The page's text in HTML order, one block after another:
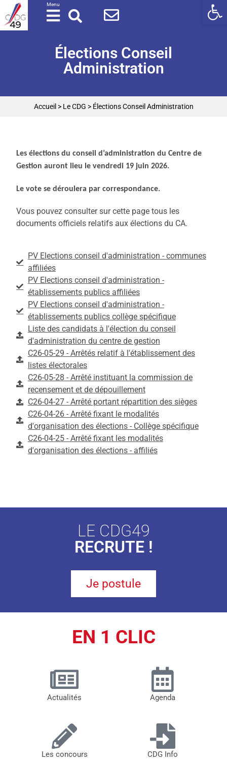
Panneau de gestion des cookies
Menu
Élections Conseil
Administration
Accueil > Le CDG > Élections Conseil Administration
Les élections du conseil d’administration du Centre de
Gestion auront lieu le vendredi 19 juin 2026.
Le vote se déroulera par correspondance.
Vous pouvez consulter sur cette page tous les
documents officiels relatifs aux élections du CA.
PV Elections conseil d'administration - communes
affiliées
PV Elections conseil d'administration -
établissements publics affiliées
PV Elections conseil d'administration -
établissements publics collège spécifique
Liste des candidats à l'élection du conseil
d'administration du centre de gestion
C26-05-29 - Arrêtés relatif à l'établissement des
listes électorales
C26-05-28 - Arrêté instituant la commission de
recensement et de dépouillement
C26-04-27 - Arrêté portant répartition des sièges
C26-04-26 - Arrêté fixant le modalités
d'organisation des élections - Collège spécifique
C26-04-25 - Arrêté fixant les modalités
d'organisation des élections - affiliés
LE CDG49
RECRUTE !
Je postule
EN 1 CLIC
Actualités Agenda
Les concours CDG Info